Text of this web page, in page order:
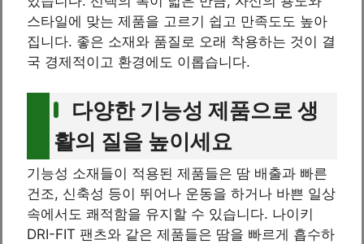
스타일에 맞는 제품을 고르기 쉽고 만족도도 높아
집니다. 좋은 소재와 품질로 오래 착용하는 것이 결
국 경제적이고 환경에도 이롭습니다.
다양한 기능성 제품으로 생
활의 질을 높이세요
기능성 소재들이 적용된 제품들은 땀 배출과 빠른
건조, 신축성 등이 뛰어나 운동을 하거나 바쁜 일상
속에서도 쾌적함을 유지할 수 있습니다. 나이키
DRI-FIT 팬츠와 같은 제품들은 땀을 빠르게 흡수하